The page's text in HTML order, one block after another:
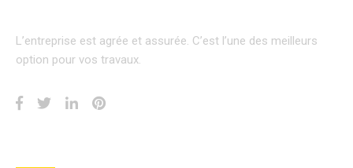
L’entreprise est agrée et assurée. C’est l’une des meilleurs
option pour vos travaux.